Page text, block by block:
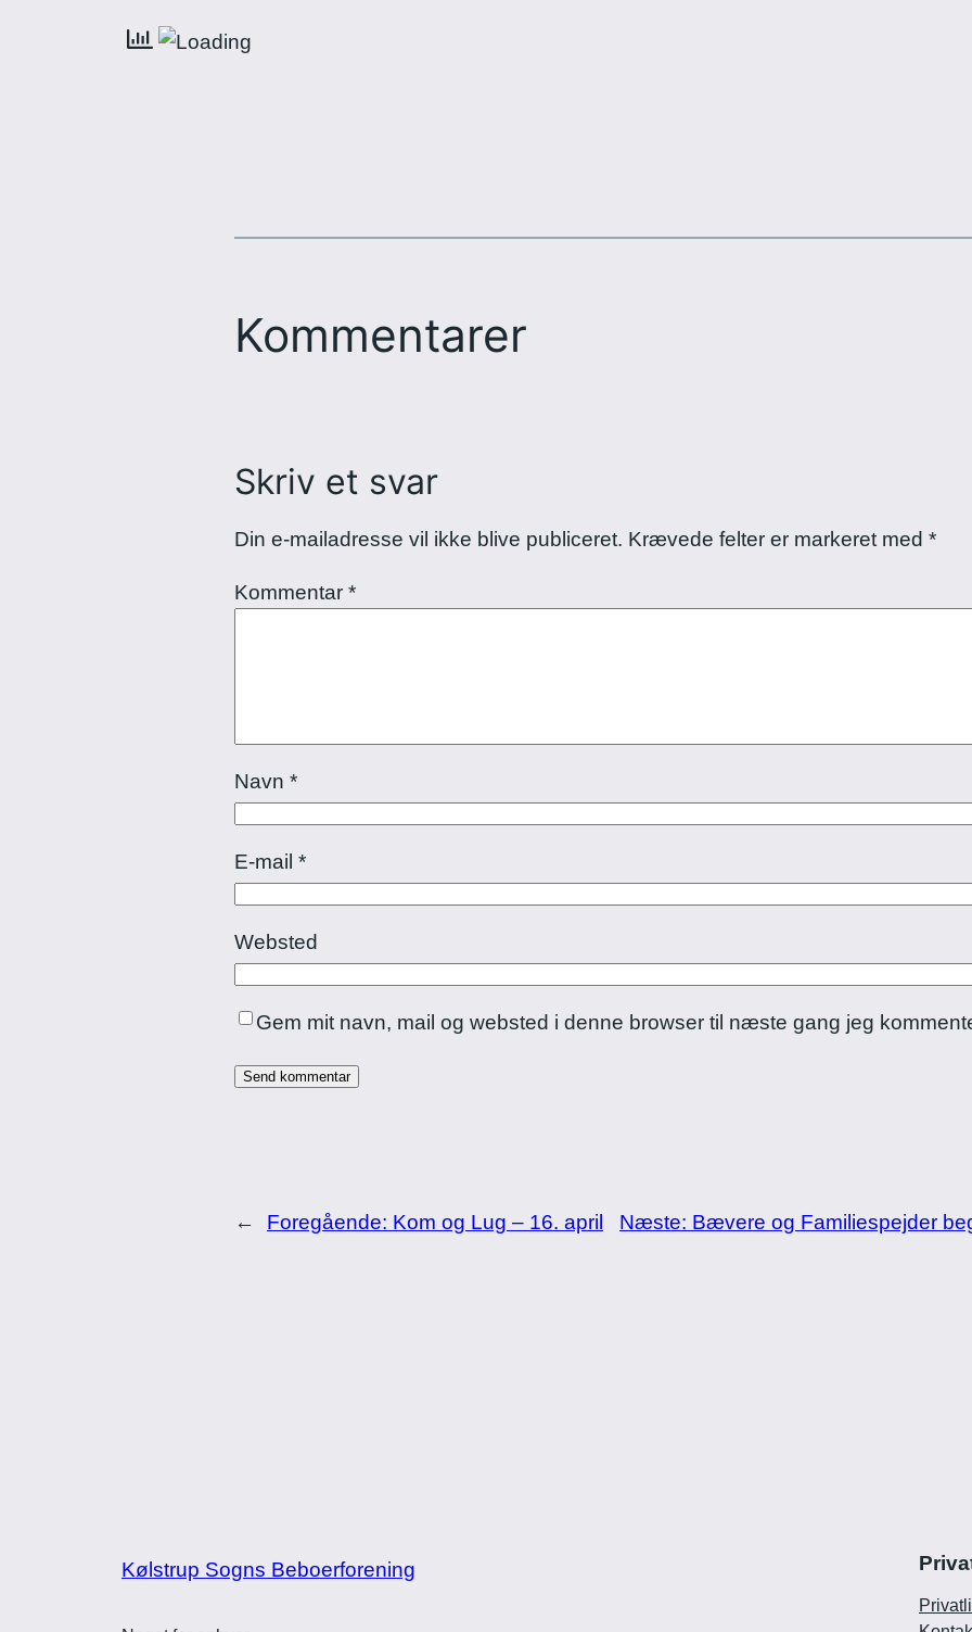
Kommentarer
Skriv et svar
Din e-mailadresse vil ikke blive publiceret. Krævede felter er markeret med *
Kommentar *
Navn *
E-mail *
Websted
Gem mit navn, mail og websted i denne browser til næste gang jeg
← Foregående: Kom og Lug – 16. april Næste: Bævere og Familiespejder
Kølstrup Sogns Beboerforening